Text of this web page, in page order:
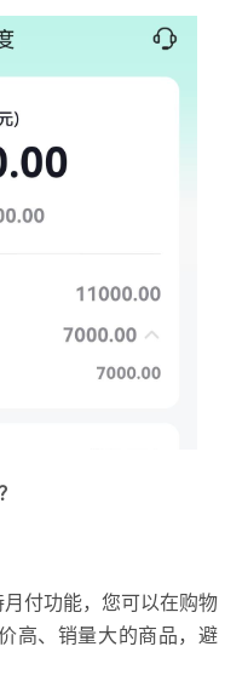
付功能，您可以在购物
高、销量大的商品，避